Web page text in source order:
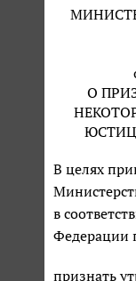
О
В целях
в
Федерации
признать